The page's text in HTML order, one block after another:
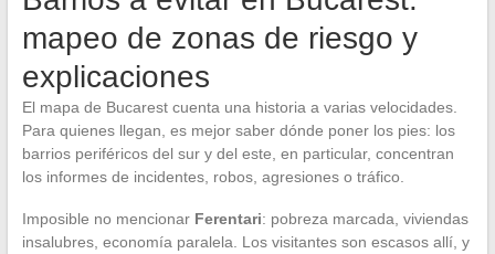
mapeo de zonas de riesgo y
explicaciones
El mapa de Bucarest cuenta una historia a varias velocidades.
Para quienes llegan, es mejor saber dónde poner los pies: los
barrios periféricos del sur y del este, en particular, concentran
los informes de incidentes, robos, agresiones o tráfico.
Imposible no mencionar Ferentari: pobreza marcada, viviendas
insalubres, economía paralela. Los visitantes son escasos allí, y